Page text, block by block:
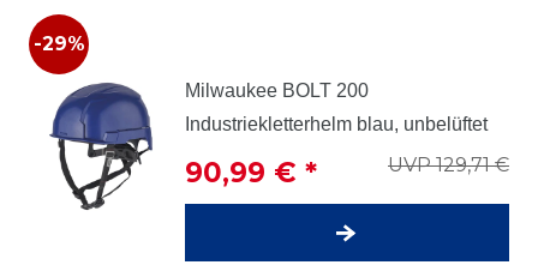
-29%
Milwaukee BOLT 200
Industriekletterhelm blau, unbelüftet
UVP 129,71 €
90,99 € *